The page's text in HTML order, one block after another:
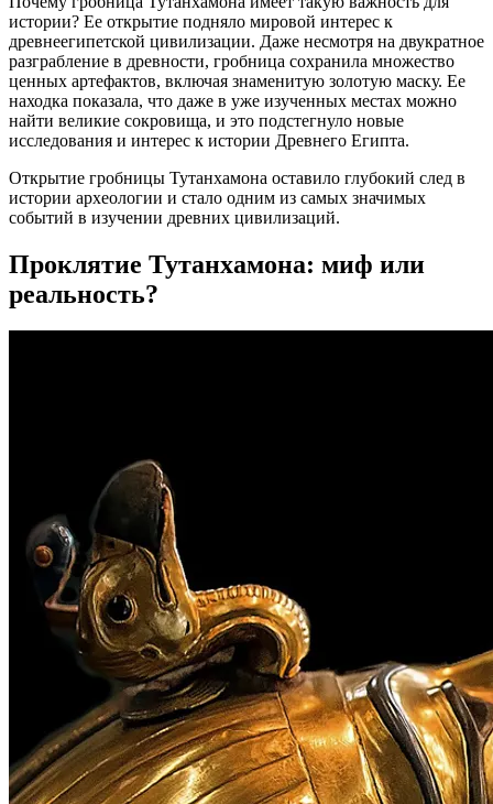
истории? Ее открытие подняло мировой интерес к
древнеегипетской цивилизации. Даже несмотря на двукратное
разграбление в древности, гробница сохранила множество
ценных артефактов, включая знаменитую золотую маску. Ее
находка показала, что даже в уже изученных местах можно
найти великие сокровища, и это подстегнуло новые
исследования и интерес к истории Древнего Египта.
Открытие гробницы Тутанхамона оставило глубокий след в
истории археологии и стало одним из самых значимых
событий в изучении древних цивилизаций.
Проклятие Тутанхамона: миф или
реальность?